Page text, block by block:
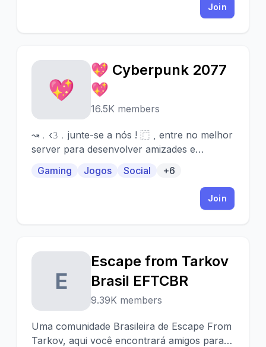
Join
💖
💖 Cyberpunk 2077
💖
16.5K members
↝﹒‹𝟹﹒junte-se a nós ! ⿸﹐entre no melhor
server para desenvolver amizades e
chats de voz﹐membros ativos﹐uma
Gaming Jogos Social +6
Join
E
Escape from Tarkov
Brasil EFTCBR
9.39K members
Uma comunidade Brasileira de Escape From
Tarkov, aqui você encontrará amigos para